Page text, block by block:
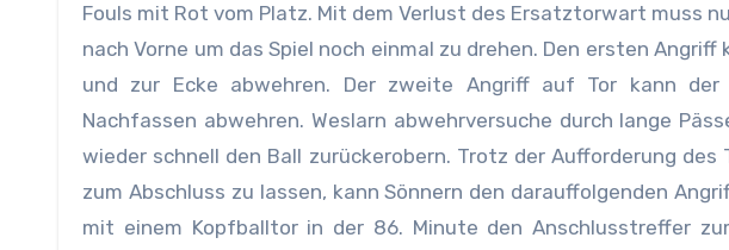
Fouls mit Rot vom Platz. Mit dem Verlust des Ersatztorwart muss
nach Vorne um das Spiel noch einmal zu drehen. Den ersten
und zur Ecke abwehren. Der zweite Angriff auf Tor kann der
Nachfassen abwehren. Weslarn abwehrversuche durch lange
wieder schnell den Ball zurückerobern. Trotz der Aufforderung
zum Abschluss zu lassen, kann Sönnern den darauffolgenden
mit einem Kopfballtor in der 86. Minute den Anschlusstreffer